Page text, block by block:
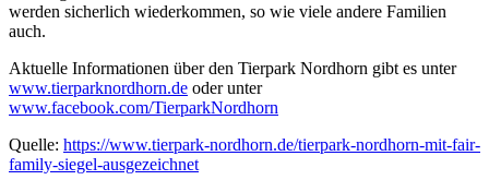
werden sicherlich wiederkommen, so wie viele andere Familien
auch.
Aktuelle Informationen über den Tierpark Nordhorn gibt es unter
www.tierparknordhorn.de oder unter
www.facebook.com/TierparkNordhorn
Quelle: https://www.tierpark-nordhorn.de/tierpark-nordhorn-mit-fair-
family-siegel-ausgezeichnet